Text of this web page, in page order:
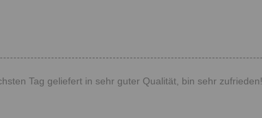
Tag geliefert in sehr guter Qualität, bin sehr zufrieden!